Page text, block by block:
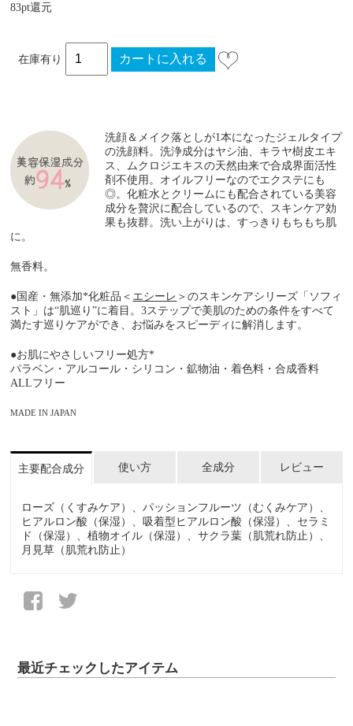
83pt還元
在庫有り
洗顔＆メイク落としが1本になったジェルタイプ
の洗顔料。洗浄成分はヤシ油、キラヤ樹皮エキ
ス、ムクロジエキスの天然由来で合成界面活性
剤不使用。オイルフリーなのでエクステにも
◎。化粧水とクリームにも配合されている美容
成分を贅沢に配合しているので、スキンケア効
果も抜群。洗い上がりは、すっきりもちもち肌
に。
無香料。
●国産・無添加*化粧品＜ エシーレ ＞のスキンケアシリーズ「ソフィ
スト」は“肌巡り”に着目。3ステップで美肌のための条件をすべて
満たす巡りケアができ、お悩みをスピーディに解消します。
●お肌にやさしいフリー処方*
パラベン・アルコール・シリコン・鉱物油・着色料・合成香料
ALLフリー
MADE IN JAPAN
主要配合成分 使い方 全成分 レビュー
ローズ（くすみケア）、パッションフルーツ（むくみケア）、
ヒアルロン酸（保湿）、吸着型ヒアルロン酸（保湿）、セラミ
ド（保湿）、植物オイル（保湿）、サクラ葉（肌荒れ防止）、
月見草（肌荒れ防止）
最近チェックしたアイテム